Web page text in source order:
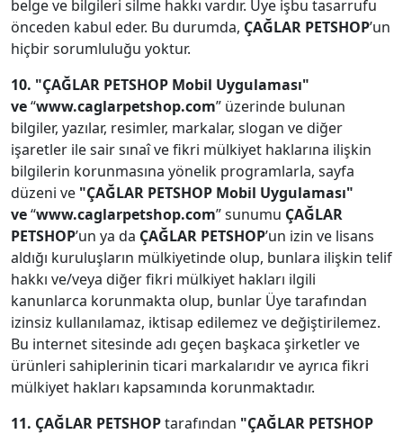
belge ve bilgileri silme hakkı vardır. Üye işbu tasarrufu
önceden kabul eder. Bu durumda, ÇAĞLAR PETSHOP’un
hiçbir sorumluluğu yoktur.
10. "ÇAĞLAR PETSHOP Mobil Uygulaması"
ve“www.caglarpetshop.com” üzerinde bulunan
bilgiler, yazılar, resimler, markalar, slogan ve diğer
işaretler ile sair sınaî ve fikri mülkiyet haklarına ilişkin
bilgilerin korunmasına yönelik programlarla, sayfa
düzeni ve "ÇAĞLAR PETSHOP Mobil Uygulaması"
ve“www.caglarpetshop.com” sunumu ÇAĞLAR
PETSHOP’un ya da ÇAĞLAR PETSHOP’un izin ve lisans
aldığı kuruluşların mülkiyetinde olup, bunlara ilişkin telif
hakkı ve/veya diğer fikri mülkiyet hakları ilgili
kanunlarca korunmakta olup, bunlar Üye tarafından
izinsiz kullanılamaz, iktisap edilemez ve değiştirilemez.
Bu internet sitesinde adı geçen başkaca şirketler ve
ürünleri sahiplerinin ticari markalarıdır ve ayrıca fikri
mülkiyet hakları kapsamında korunmaktadır.
11. ÇAĞLAR PETSHOPtarafından "ÇAĞLAR PETSHOP